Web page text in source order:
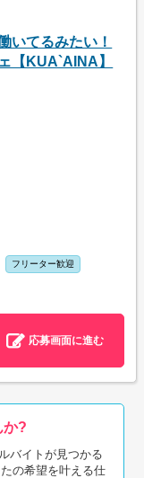
いてるみたい！
【KUA`AINA】
フリーター歓迎
応募画面に進む
か?
バイトが見つかる
の希望を叶える仕